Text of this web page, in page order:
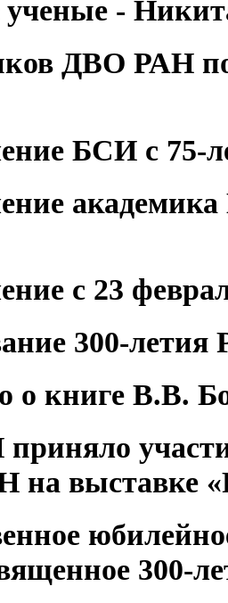
-
ДВО РАН
БСИ с 75-
с 23
300-летия
о книге В.В.
на выставке
300-